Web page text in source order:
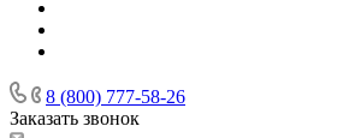
8 (800) 777-58-26
Заказать звонок